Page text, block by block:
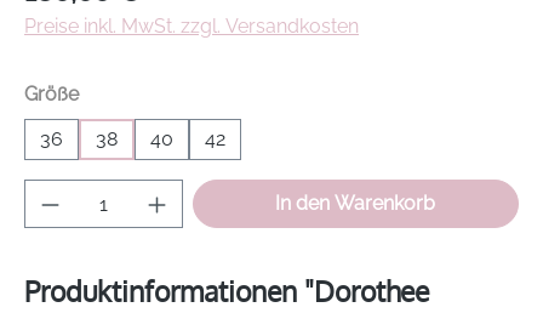
Preise inkl. MwSt. zzgl. Versandkosten
Größeauswählen
36
38 40 42
Produkt Anzahl: Gib den gewünschten
In den Warenkorb
Produktinformationen "Dorothee